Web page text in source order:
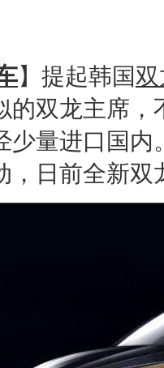
】提起韩国
的双龙主席，
少量进口国内
，日前全新双